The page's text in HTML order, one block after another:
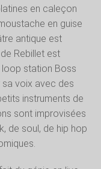
en caleçon
en guise
antique est
Rebillet est
loop station Boss
sa voix avec des
instruments de
sont improvisées
de soul, de hip hop